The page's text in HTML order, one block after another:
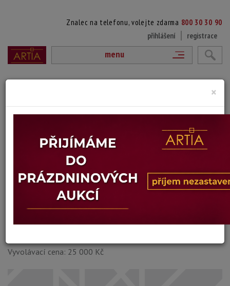
Znalec na telefonu, volejte zdarma 800 30 30 90
přihlášení
registrace
menu
přejít na výpis položek aukce
77. PIEPENHAGEN AUGUST (1791-1868)
Alpská krajina, olej na kartonu, sign PD AP, cca 1860, vystaveno na
výstavě JUV, zezadu razítko z výstavy, 26x34, rám 41x49cm
06.04.2016 20:05 SELČ
Vyvolávací cena: 25 000 Kč
×